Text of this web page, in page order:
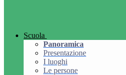
Scuola
Panoramica
Presentazione
I luoghi
Le persone